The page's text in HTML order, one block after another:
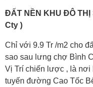
ĐẤT NỀN KHU ĐÔ THỊ
Cty )
Chỉ với 9.9 Tr /m2 cho
sao sau lưng chợ Bình
Vị Trí chiến lược , là nơi
tuyến đường Cao Tốc